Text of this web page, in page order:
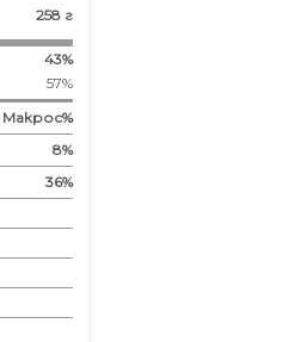
258 г
43%
57%
Макрос%
8%
36%